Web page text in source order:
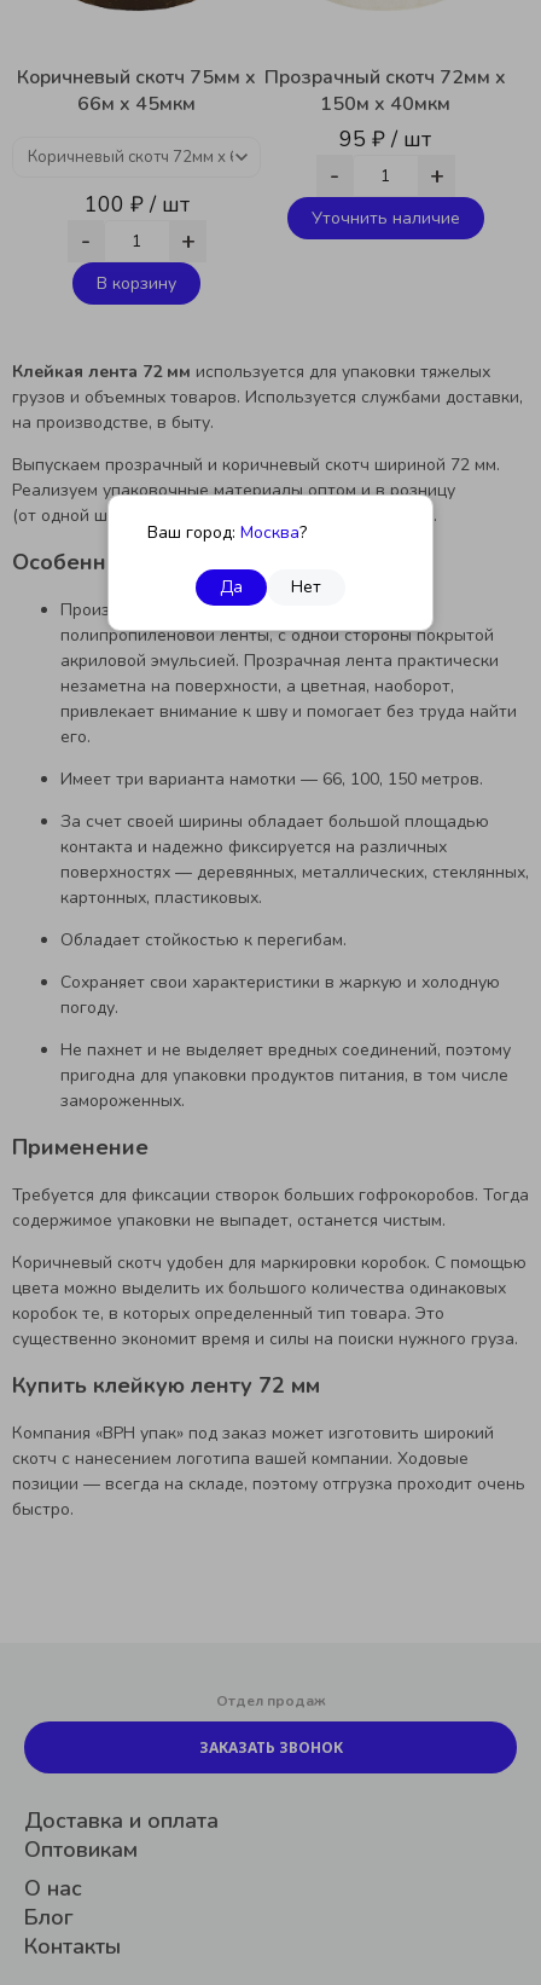
Ваш город: Москва?
Да Нет
Коричневый скотч 75мм x
66м x 45мкм
100 ₽ / шт
- +
В корзину
Прозрачный скотч 72мм x
150м x 40мкм
95 ₽ / шт
- +
Уточнить наличие
Клейкая лента 72 мм используется для упаковки тяжелых
грузов и объемных товаров. Используется службами доставки,
на производстве, в быту.
Выпускаем прозрачный и коричневый скотч шириной 72 мм.
Реализуем упаковочные материалы оптом и в розницу
(от одной штуки). Отправляем товар по всей России.
Особенности клейкой ленты 72 мм
Производится из прозрачной и коричневой
полипропиленовой ленты, с одной стороны покрытой
акриловой эмульсией. Прозрачная лента практически
незаметна на поверхности, а цветная, наоборот,
привлекает внимание к шву и помогает без труда найти
его.
Имеет три варианта намотки — 66, 100, 150 метров.
За счет своей ширины обладает большой площадью
контакта и надежно фиксируется на различных
поверхностях — деревянных, металлических, стеклянных,
картонных, пластиковых.
Обладает стойкостью к перегибам.
Сохраняет свои характеристики в жаркую и холодную
погоду.
Не пахнет и не выделяет вредных соединений, поэтому
пригодна для упаковки продуктов питания, в том числе
замороженных.
Применение
Требуется для фиксации створок больших гофрокоробов. Тогда
содержимое упаковки не выпадет, останется чистым.
Коричневый скотч удобен для маркировки коробок. С помощью
цвета можно выделить их большого количества одинаковых
коробок те, в которых определенный тип товара. Это
существенно экономит время и силы на поиски нужного груза.
Купить клейкую ленту 72 мм
Компания «ВРН упак» под заказ может изготовить широкий
скотч с нанесением логотипа вашей компании. Ходовые
позиции — всегда на складе, поэтому отгрузка проходит очень
быстро.
Доставка и оплата
Оптовикам
О нас
Блог
Контакты
Отдел продаж
ЗАКАЗАТЬ ЗВОНОК